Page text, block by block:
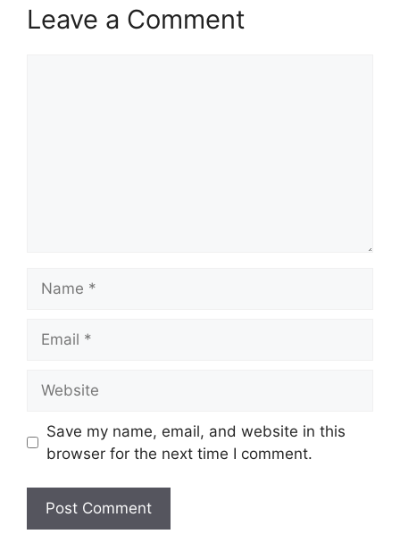
Leave a Comment
Save my name, email, and website in this
browser for the next time I comment.